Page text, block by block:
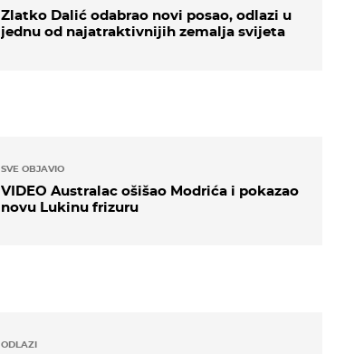
Zlatko Dalić odabrao novi posao, odlazi u
jednu od najatraktivnijih zemalja svijeta
SVE OBJAVIO
VIDEO Australac ošišao Modrića i pokazao
novu Lukinu frizuru
ODLAZI